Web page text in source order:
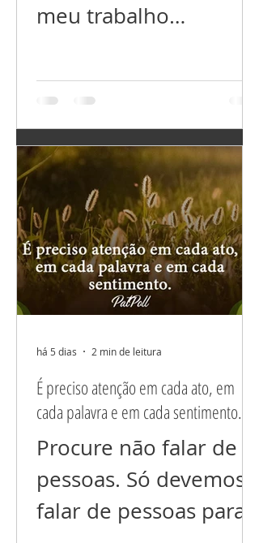
meu trabalho
meu relacionamento
perfeito. Agradeço por
ter tudo que preciso,
e...
É preciso atenção em cada ato, em
cada palavra e em cada sentimento.
Procure não falar de
pessoas. Só devemos
falar de pessoas para
há 5 dias 2 min de leitura